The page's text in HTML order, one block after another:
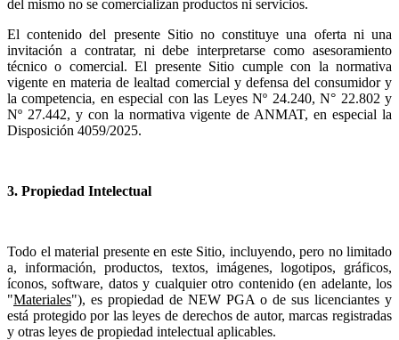
del mismo no se comercializan productos ni servicios.
El contenido del presente Sitio no constituye una oferta ni una
invitación a contratar, ni debe interpretarse como asesoramiento
técnico o comercial. El presente Sitio cumple con la normativa
vigente en materia de lealtad comercial y defensa del consumidor y
la competencia, en especial con las Leyes Nº 24.240, N° 22.802 y
Nº 27.442, y con la normativa vigente de ANMAT, en especial la
Disposición 4059/2025.
3. Propiedad Intelectual
Todo el material presente en este Sitio, incluyendo, pero no limitado
a, información, productos, textos, imágenes, logotipos, gráficos,
íconos, software, datos y cualquier otro contenido (en adelante, los
"Materiales"), es propiedad de NEW PGA o de sus licenciantes y
está protegido por las leyes de derechos de autor, marcas registradas
y otras leyes de propiedad intelectual aplicables.